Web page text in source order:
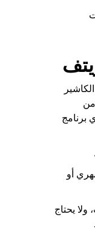
من
برنامج
أو
ولا يحتاج